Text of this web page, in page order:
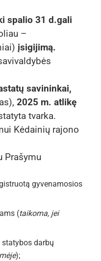
spalio 31 d.gali
–
įsigijimą.
savininkai,
2025 m. atlikę
tvarka.
Kėdainių rajono
Prašymu
gyvenamosios
(taikoma, jei
darbų
);